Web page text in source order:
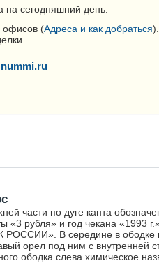
сегодняшний день.
офисов (Адреса и как добраться).
части по дуге канта
«3 рубля» и год чекана «1993
РОССИИ». В середине в ободке
орел под ним с внутренней
ободка слева химическое